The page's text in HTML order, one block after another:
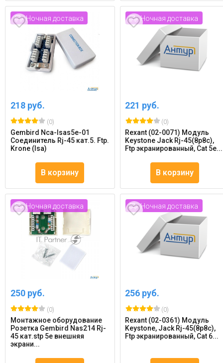
Ночная доставка
218 руб.
(0)
Gembird Nca-lsas5e-01
Соединитель Rj-45 кат.5. Ftp.
Krone (lsa)
В корзину
Ночная доставка
221 руб.
(0)
Rexant (02-0071) Модуль
Keystone Jack Rj-45(8p8c),
Ftp экранированный, Cat 5e...
В корзину
Ночная доставка
250 руб.
(0)
Монтажное оборудование
Розетка Gembird Nas214 Rj-
45 кат.stp 5e внешняя
экрани...
Ночная доставка
256 руб.
(0)
Rexant (02-0361) Модуль
Keystone, Jack Rj-45(8p8c),
Ftp экранированный, Cat 6...